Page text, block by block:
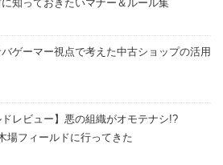
知っておきたいマナー＆ルール集
バゲーマー視点で考えた中古ショップの活用
ドレビュー】悪の組織がオモテナシ!?
場フィールドに行ってきた